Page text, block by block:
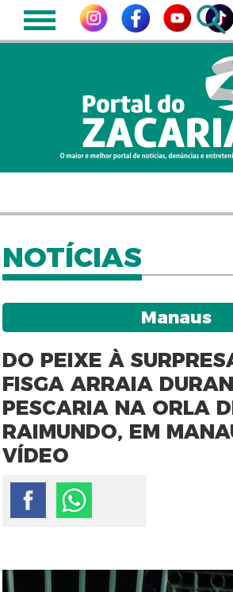
NOTÍCIAS
Manaus
DO PEIXE À
FISGA ARRAIA
PESCARIA NA ORLA
RAIMUNDO, EM
VÍDEO